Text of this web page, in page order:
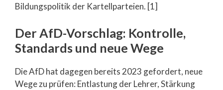
Bildungspolitik der Kartellparteien. [1]
Der AfD-Vorschlag: Kontrolle,
Standards und neue Wege
Die AfD hat dagegen bereits 2023 gefordert, neue
Wege zu prüfen: Entlastung der Lehrer, Stärkung